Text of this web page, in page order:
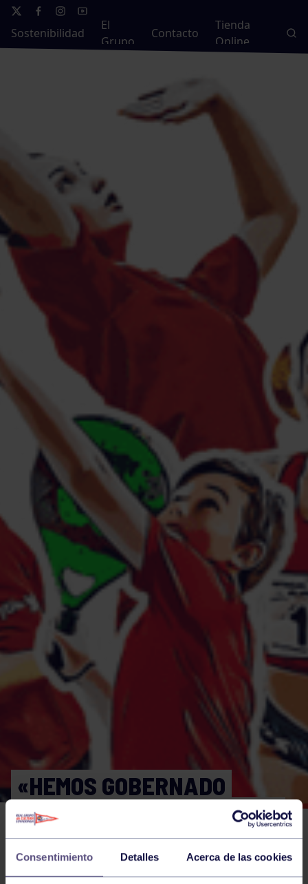
Consentimiento Detalles Acerca de las cookies
Sostenibilidad
El
Grupo
Contacto
Tienda
Online
«HEMOS GOBERNADO
DURANTE OCHO AÑOS CON
SOLVENCIA EN TIEMPOS
MUY DUROS».